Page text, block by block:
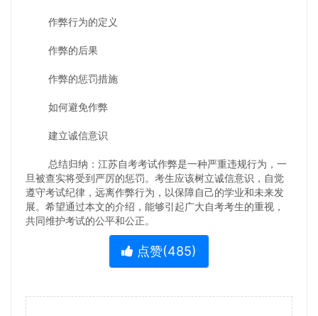
作弊行为的定义
作弊的后果
作弊的惩罚措施
如何避免作弊
建立诚信意识
总结归纳：江苏自考考试作弊是一种严重违规行为，一
旦被查实将受到严厉的惩罚。考生应该树立诚信意识，自觉
遵守考试纪律，远离作弊行为，以保障自己的学业和未来发
展。希望通过本文的介绍，能够引起广大自考考生的重视，
共同维护考试的公平和公正。
点赞(485)